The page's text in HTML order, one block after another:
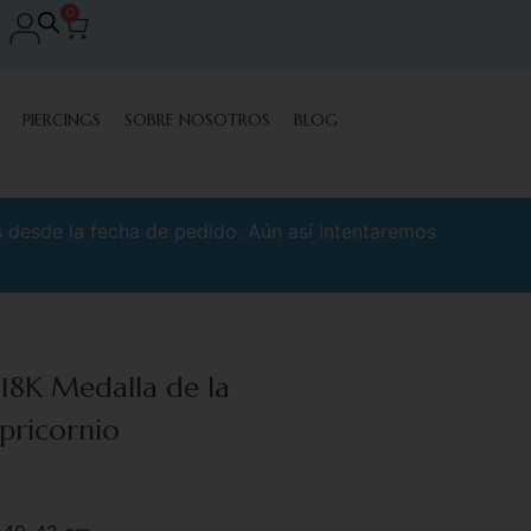
0
PIERCINGS SOBRE NOSOTROS BLOG
la fecha de pedido. Aún así intentaremos
Medalla de la